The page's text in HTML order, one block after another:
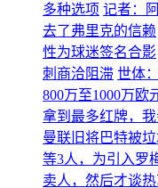
多种选项 记者：
去了弗里克的信赖
性为球迷签名合影
刺商洽阻滞 世体
800万至1000万欧
拿到最多红牌，
曼联旧将巴特被
等3人，为引入罗
卖人，然后才谈